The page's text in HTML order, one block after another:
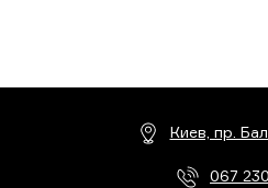
Киев, пр.
067